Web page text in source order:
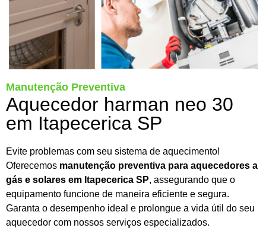
Manutenção Preventiva
Aquecedor harman neo 30
em Itapecerica SP
Evite problemas com seu sistema de aquecimento!
Oferecemos manutenção preventiva para aquecedores a
gás e solares em Itapecerica SP, assegurando que o
equipamento funcione de maneira eficiente e segura.
Garanta o desempenho ideal e prolongue a vida útil do seu
aquecedor com nossos serviços especializados.